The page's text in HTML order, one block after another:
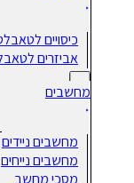
כיסויים לטאבלט
אביזרים לטאבלטים
מחשבים
מחשבים ניידים
מחשבים נייחים
מסכי מחשב